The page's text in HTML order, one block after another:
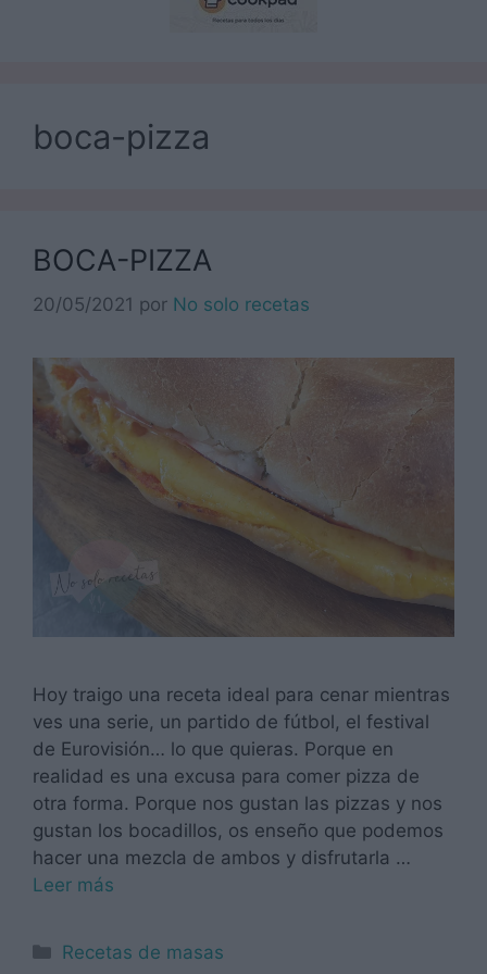
boca-pizza
BOCA-PIZZA
20/05/2021 por No solo recetas
Hoy traigo una receta ideal para cenar mientras
ves una serie, un partido de fútbol, el festival
de Eurovisión… lo que quieras. Porque en
realidad es una excusa para comer pizza de
otra forma. Porque nos gustan las pizzas y nos
gustan los bocadillos, os enseño que podemos
hacer una mezcla de ambos y disfrutarla …
Leer más
Categorías
Recetas de masas